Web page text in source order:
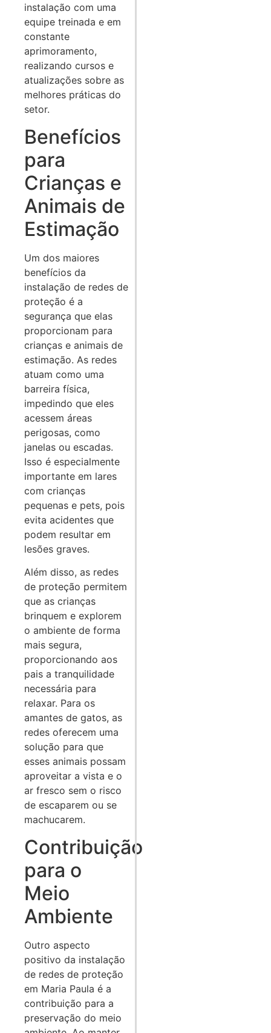
instalação com uma
equipe treinada e em
constante
aprimoramento,
realizando cursos e
atualizações sobre as
melhores práticas do
setor.
Benefícios
para
Crianças e
Animais de
Estimação
Um dos maiores
benefícios da
instalação de redes de
proteção é a
segurança que elas
proporcionam para
crianças e animais de
estimação. As redes
atuam como uma
barreira física,
impedindo que eles
acessem áreas
perigosas, como
janelas ou escadas.
Isso é especialmente
importante em lares
com crianças
pequenas e pets, pois
evita acidentes que
podem resultar em
lesões graves.
Além disso, as redes
de proteção permitem
que as crianças
brinquem e explorem
o ambiente de forma
mais segura,
proporcionando aos
pais a tranquilidade
necessária para
relaxar. Para os
amantes de gatos, as
redes oferecem uma
solução para que
esses animais possam
aproveitar a vista e o
ar fresco sem o risco
de escaparem ou se
machucarem.
Contribuição
para o
Meio
Ambiente
Outro aspecto
positivo da instalação
de redes de proteção
em Maria Paula é a
contribuição para a
preservação do meio